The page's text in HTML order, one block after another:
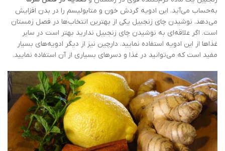
به‌حساب می‌آید. این ادویه گردش خون و متابولیسم را در بدن افزایش
می‌دهد. نوشیدن چای زنجبیل یکی از بهترین انتخاب‌ها در فصل زمستان
است. اگر علاقه‌ای به نوشیدن چای زنجبیل ندارید بهتر است در سایر
غذاها از این ادویه استفاده نمایید. دارچین نیز از دیگر ادویه‌های بسیار
مفید است که می‌توانید در غذا و دسرهای بسیاری از آن استفاده نمایید.